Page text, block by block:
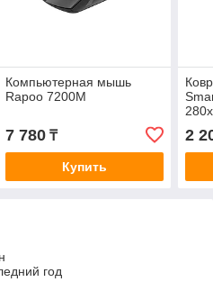
Компьютерная мышь
Rapoo 7200M
7 780₸
Купить
2
год